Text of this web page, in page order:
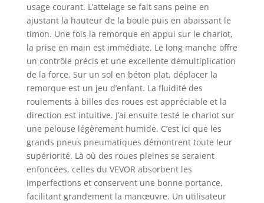
usage courant. L’attelage se fait sans peine en
ajustant la hauteur de la boule puis en abaissant le
timon. Une fois la remorque en appui sur le chariot,
la prise en main est immédiate. Le long manche offre
un contrôle précis et une excellente démultiplication
de la force. Sur un sol en béton plat, déplacer la
remorque est un jeu d’enfant. La fluidité des
roulements à billes des roues est appréciable et la
direction est intuitive. J’ai ensuite testé le chariot sur
une pelouse légèrement humide. C’est ici que les
grands pneus pneumatiques démontrent toute leur
supériorité. Là où des roues pleines se seraient
enfoncées, celles du VEVOR absorbent les
imperfections et conservent une bonne portance,
facilitant grandement la manœuvre. Un utilisateur